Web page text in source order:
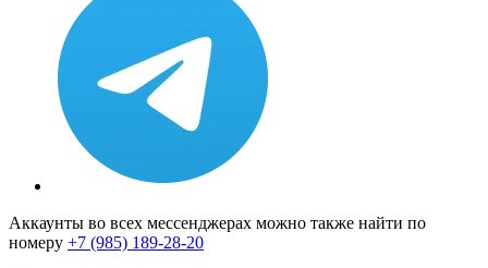
Аккаунты во всех мессенджерах можно также найти по
номеру +7 (985) 189-28-20